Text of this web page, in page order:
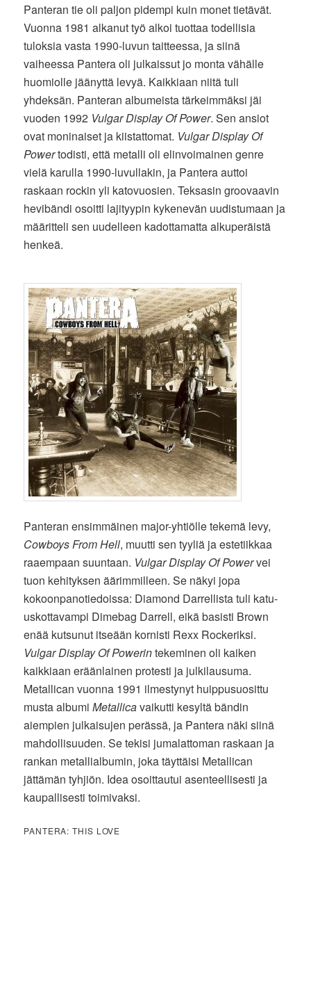
Panteran tie oli paljon pidempi kuin monet tietävät.
Vuonna 1981 alkanut työ alkoi tuottaa todellisia
tuloksia vasta 1990-luvun taitteessa, ja siinä
vaiheessa Pantera oli julkaissut jo monta vähälle
huomiolle jäänyttä levyä. Kaikkiaan niitä tuli
yhdeksän. Panteran albumeista tärkeimmäksi jäi
vuoden 1992 Vulgar Display Of Power. Sen ansiot
ovat moninaiset ja kiistattomat. Vulgar Display Of
Powertodisti, että metalli oli elinvoimainen genre
vielä karulla 1990-luvullakin, ja Pantera auttoi
raskaan rockin yli katovuosien. Teksasin groovaavin
hevibändi osoitti lajityypin kykenevän uudistumaan ja
määritteli sen uudelleen kadottamatta alkuperäistä
henkeä.
Panteran ensimmäinen major-yhtiölle tekemä levy,
Cowboys From Hell, muutti sen tyyliä ja estetiikkaa
raaempaan suuntaan. Vulgar Display Of Powervei
tuon kehityksen äärimmilleen. Se näkyi jopa
kokoonpanotiedoissa: Diamond Darrellista tuli katu-
uskottavampi Dimebag Darrell, eikä basisti Brown
enää kutsunut itseään kornisti Rexx Rockeriksi.
Vulgar Display Of Powerintekeminen oli kaiken
kaikkiaan eräänlainen protesti ja julkilausuma.
Metallican vuonna 1991 ilmestynyt huippusuosittu
musta albumiMetallicavaikutti kesyltä bändin
aiempien julkaisujen perässä, ja Pantera näki siinä
mahdollisuuden. Se tekisi jumalattoman raskaan ja
rankan metallialbumin, joka täyttäisi Metallican
jättämän tyhjiön. Idea osoittautui asenteellisesti ja
kaupallisesti toimivaksi.
PANTERA: THIS LOVE